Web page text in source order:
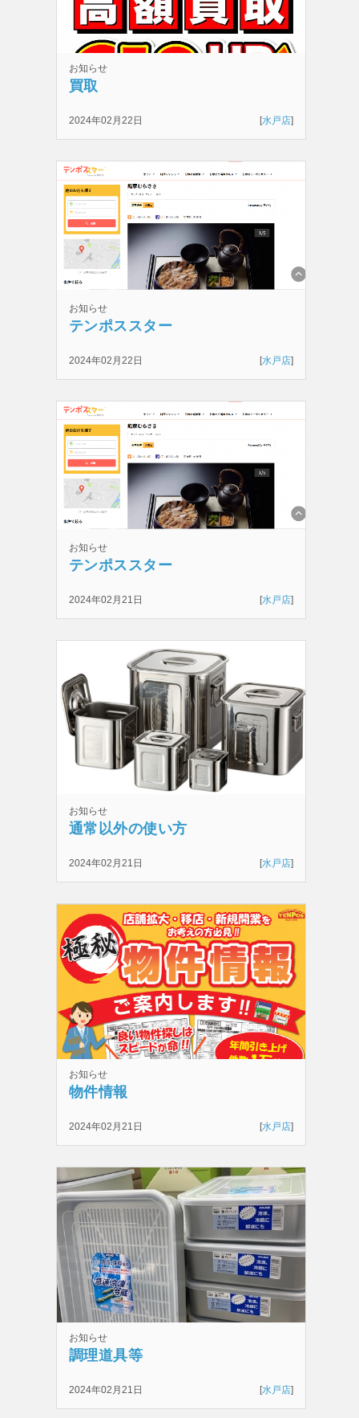
お知らせ
買取
2024年02月22日 [水戸店]
お知らせ
テンポススター
2024年02月22日 [水戸店]
お知らせ
テンポススター
2024年02月21日 [水戸店]
お知らせ
通常以外の使い方
2024年02月21日 [水戸店]
お知らせ
物件情報
2024年02月21日 [水戸店]
お知らせ
調理道具等
2024年02月21日 [水戸店]